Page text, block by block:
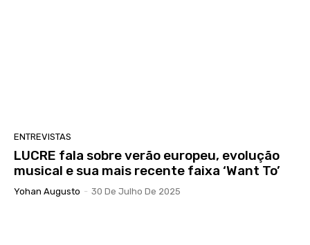
ENTREVISTAS
LUCRE fala sobre verão europeu, evolução
musical e sua mais recente faixa ‘Want To’
Yohan Augusto - 30 De Julho De 2025